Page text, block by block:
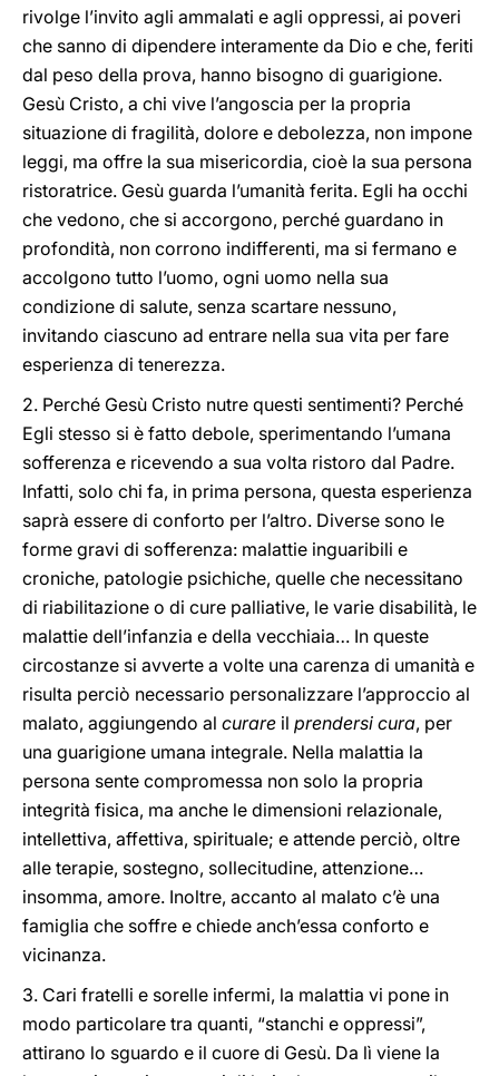
rivolge l’invito agli ammalati e agli oppressi, ai poveri
che sanno di dipendere interamente da Dio e che, feriti
dal peso della prova, hanno bisogno di guarigione.
Gesù Cristo, a chi vive l’angoscia per la propria
situazione di fragilità, dolore e debolezza, non impone
leggi, ma offre la sua misericordia, cioè la sua persona
ristoratrice. Gesù guarda l’umanità ferita. Egli ha occhi
che vedono, che si accorgono, perché guardano in
profondità, non corrono indifferenti, ma si fermano e
accolgono tutto l’uomo, ogni uomo nella sua
condizione di salute, senza scartare nessuno,
invitando ciascuno ad entrare nella sua vita per fare
esperienza di tenerezza.
2. Perché Gesù Cristo nutre questi sentimenti? Perché
Egli stesso si è fatto debole, sperimentando l’umana
sofferenza e ricevendo a sua volta ristoro dal Padre.
Infatti, solo chi fa, in prima persona, questa esperienza
saprà essere di conforto per l’altro. Diverse sono le
forme gravi di sofferenza: malattie inguaribili e
croniche, patologie psichiche, quelle che necessitano
di riabilitazione o di cure palliative, le varie disabilità, le
malattie dell’infanzia e della vecchiaia… In queste
circostanze si avverte a volte una carenza di umanità e
risulta perciò necessario personalizzare l’approccio al
malato, aggiungendo al curare il prendersi cura, per
una guarigione umana integrale. Nella malattia la
persona sente compromessa non solo la propria
integrità fisica, ma anche le dimensioni relazionale,
intellettiva, affettiva, spirituale; e attende perciò, oltre
alle terapie, sostegno, sollecitudine, attenzione…
insomma, amore. Inoltre, accanto al malato c’è una
famiglia che soffre e chiede anch’essa conforto e
vicinanza.
3. Cari fratelli e sorelle infermi, la malattia vi pone in
modo particolare tra quanti, “stanchi e oppressi”,
attirano lo sguardo e il cuore di Gesù. Da lì viene la